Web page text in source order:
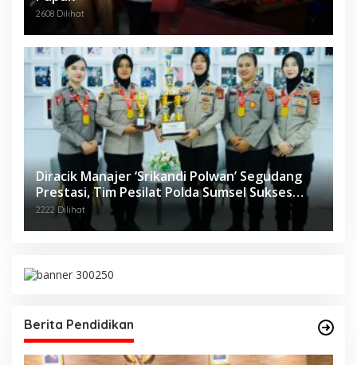
2608 Dilihat
Diracik Manajer ‘Srikandi Polwan’ Segudang
Prestasi, Tim Pesilat Polda Sumsel Sukses
Diajang Kejurnas Menpora Cup II 2024
2222 Dilihat
Berita Pendidikan